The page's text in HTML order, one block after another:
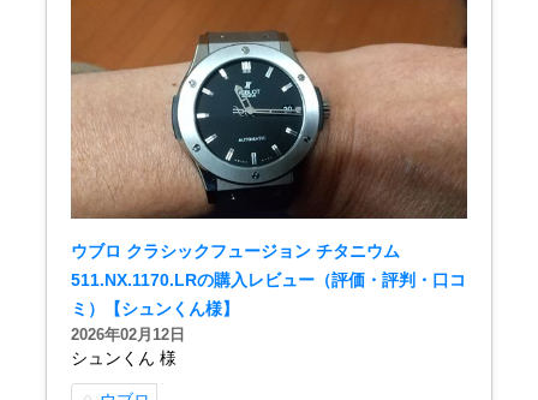
外装仕上げについて
電池交換について
GINZA RASINについて
お客様の声・口コミ
GINZA RASINの中古腕時計について
スタッフフォト
ウブロ クラシックフュージョン チタニウム
511.NX.1170.LRの購入レビュー（評価・評判・口コ
ミ）【シュンくん様】
2026年02月12日
シュンくん 様